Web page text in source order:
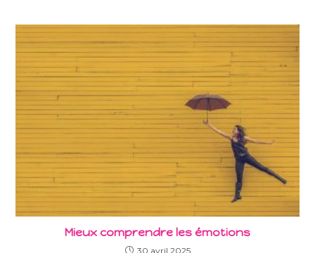
Mieux comprendre les émotions
30 avril 2025